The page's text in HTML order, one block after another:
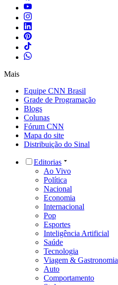
Mais
Equipe CNN Brasil
Grade de Programação
Blogs
Colunas
Fórum CNN
Mapa do site
Distribuição do Sinal
Editorias
Ao Vivo
Política
Nacional
Economia
Internacional
Pop
Esportes
Inteligência Artificial
Saúde
Tecnologia
Viagem & Gastronomia
Auto
Comportamento